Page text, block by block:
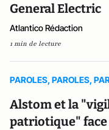
General Electric
Atlantico Rédaction
1 min de lecture
PAROLES, PAROLES,
Alstom et la
patriotique" face